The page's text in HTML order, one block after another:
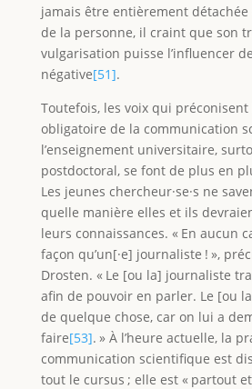
jamais être entièrement
de la personne, il craint que son
vulgarisation puisse l’influencer
négative[51].
Toutefois, les voix qui préconisent
obligatoire de la communication
l’enseignement universitaire,
postdoctoral, se font de plus en
Les jeunes chercheur·se·s ne
quelle manière elles et ils
leurs connaissances. « En aucun
façon qu’un[·e] journaliste ! »,
Drosten. « Le [ou la] journaliste
afin de pouvoir en parler. Le [ou
de quelque chose, car on lui a
faire[53]. » À l’heure actuelle, la
communication scientifique est
tout le cursus ; elle est « partout